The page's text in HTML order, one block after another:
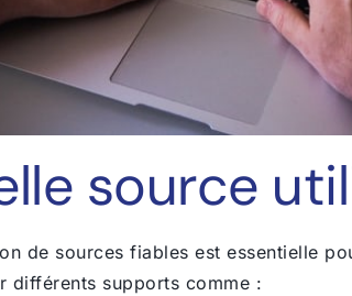
source
de sources fiables est essentielle
différents supports comme :